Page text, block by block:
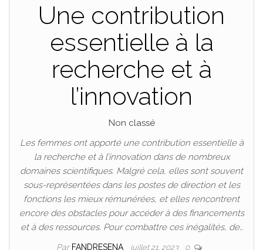
Une contribution
essentielle à la
recherche et à
l’innovation
Non classé
Les femmes ont apporté une contribution essentielle à
la recherche et à l’innovation dans de nombreux
domaines scientifiques. Malgré cela, elles sont souvent
sous-représentées dans les postes de direction et les
fonctions les mieux rémunérées, et elles rencontrent
encore des obstacles pour accéder à des financements
et à des ressources. Pour combattre ces inégalités, de…
Par FANDRESENA juillet 21, 2023 0